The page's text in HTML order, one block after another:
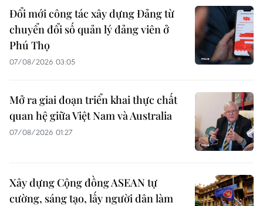
Đổi mới công tác xây dựng Đảng từ
chuyển đổi số quản lý đảng viên ở
Phú Thọ
07/08/2026 03:05
Mở ra giai đoạn triển khai thực chất
quan hệ giữa Việt Nam và Australia
07/08/2026 01:27
Xây dựng Cộng đồng ASEAN tự
cường, sáng tạo, lấy người dân làm